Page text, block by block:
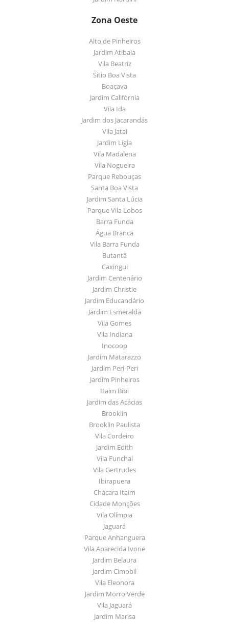
Zona Oeste
Alto de Pinheiros
Jardim Atibaia
Vila Beatriz
Sítio Boa Vista
Boaçava
Jardim Califórnia
Vila Ida
Jardim dos Jacarandás
Vila Jatai
Jardim Lígia
Vila Madalena
Vila Nogueira
Parque Rebouças
Santa Boa Vista
Jardim Santa Lúcia
Parque Vila Lobos
Barra Funda
Água Branca
Vila Barra Funda
Butantã
Caxingui
Jardim Centenário
Jardim Christie
Jardim Educandário
Jardim Esmeralda
Vila Gomes
Vila Indiana
Inocoop
Jardim Matarazzo
Jardim Peri-Peri
Jardim Pinheiros
Itaim Bibi
Jardim das Acácias
Brooklin
Brooklin Paulista
Vila Cordeiro
Jardim Edith
Vila Funchal
Vila Gertrudes
Ibirapuera
Chácara Itaim
Cidade Monções
Vila Olímpia
Jaguará
Parque Anhanguera
Vila Aparecida Ivone
Jardim Belaura
Jardim Cimobil
Vila Eleonora
Jardim Morro Verde
Vila Jaguará
Jardim Marisa